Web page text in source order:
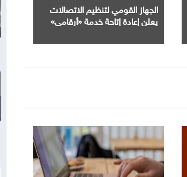
الجهاز القومي لتنظيم الاتصالات
يعلن إعادة إتاحة خدمة «أرقامي»
مؤقت لحين استكمال التحديثات